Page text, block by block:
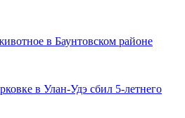
в Баунтовском районе
в Улан-Удэ сбил 5-летнего